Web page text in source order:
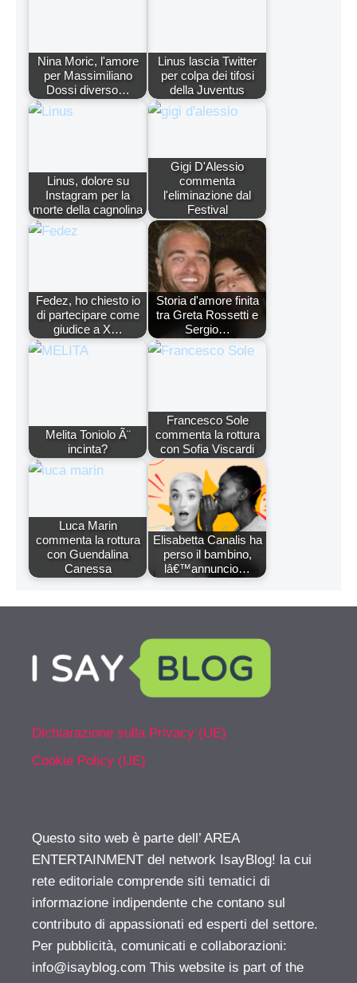
Nina Moric, l'amore
per Massimiliano
Dossi diverso…
Linus lascia Twitter
per colpa dei tifosi
della Juventus
Linus, dolore su
Instagram per la
morte della cagnolina
Gigi D'Alessio
commenta
l'eliminazione dal
Festival
Fedez, ho chiesto io
di partecipare come
giudice a X…
Storia d'amore finita
tra Greta Rossetti e
Sergio…
Melita Toniolo Ã¨
incinta?
Francesco Sole
commenta la rottura
con Sofia Viscardi
Luca Marin
commenta la rottura
con Guendalina
Canessa
Elisabetta Canalis ha
perso il bambino,
lâ€™annuncio…
Dichiarazione sulla Privacy (UE)
Cookie Policy (UE)
Questo sito web è parte dell’ AREA
ENTERTAINMENT del network IsayBlog! la cui
rete editoriale comprende siti tematici di
informazione indipendente che contano sul
contributo di appassionati ed esperti del settore.
Per pubblicità, comunicati e collaborazioni:
info@isayblog.com This website is part of the